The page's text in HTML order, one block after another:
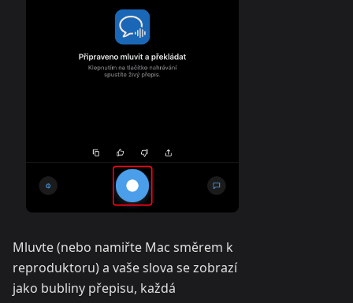
Mluvte (nebo namiřte Mac směrem k
reproduktoru) a vaše slova se zobrazí
jako bubliny přepisu, každá